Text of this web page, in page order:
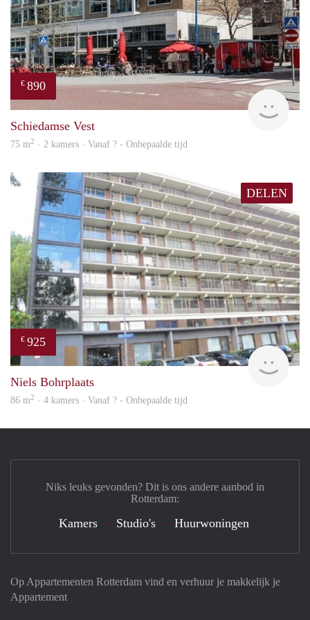
€ 890
Schiedamse Vest
75 m2 · 2 kamers · Vanaf ? - Onbepaalde tijd
DELEN
€ 925
rent
Niels Bohrplaats
86 m2 · 4 kamers · Vanaf ? - Onbepaalde tijd
Op Appartementen Rotterdam vind en verhuur je makkelijk je
Appartement
Niks leuks gevonden? Dit is ons andere aanbod in
Rotterdam:
Kamers Studio's Huurwoningen